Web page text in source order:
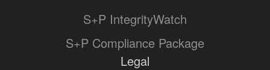
S+P IntegrityWatch
S+P Compliance Package
Legal